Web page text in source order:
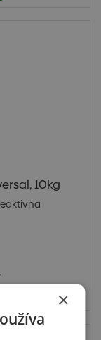
10kg
×